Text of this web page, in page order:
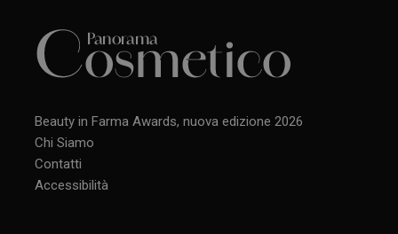
Beauty in Farma Awards, nuova edizione 2026
Chi Siamo
Contatti
Accessibilità